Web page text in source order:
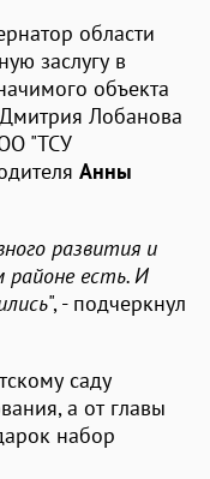
области
заслугу в
объекта
Лобанова
"ТСУ
Анны
развития и
районе есть. И
", - подчеркнул
саду
а от главы
набор